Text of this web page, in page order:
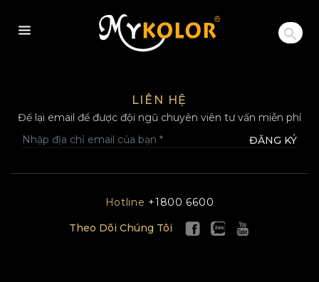
MYKOLOR
LIÊN HỆ
Để lại email để được đội ngũ chuyên viên tư vấn miễn phí
ĐĂNG KÝ
Hotline +1800 6600
Theo Dõi Chúng Tôi